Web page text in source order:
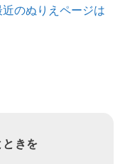
近のぬりえページは
きを